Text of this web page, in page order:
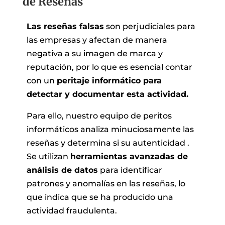
Las reseñas falsas son perjudiciales para
las empresas y afectan de manera
negativa a su imagen de marca y
reputación, por lo que es esencial contar
con un peritaje informático para
detectar y documentar esta actividad.
Para ello, nuestro equipo de peritos
informáticos analiza minuciosamente las
reseñas y determina si su autenticidad .
Se utilizan herramientas avanzadas de
análisis de datos para identificar
patrones y anomalías en las reseñas, lo
que indica que se ha producido una
actividad fraudulenta.